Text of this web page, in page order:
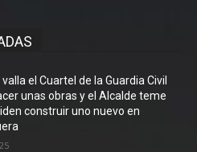
el Cuartel de la Guardia Civil
unas obras y el Alcalde teme
construir uno nuevo en